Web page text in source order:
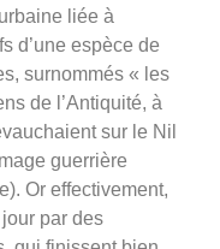
liée à
d’une espèce de
surnommés « les
de l’Antiquité, à
sur le Nil
guerrière
Or effectivement,
par des